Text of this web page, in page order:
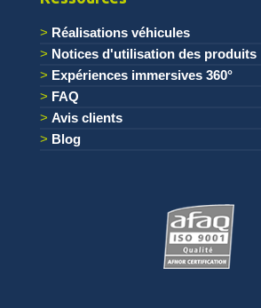
Réalisations véhicules
Notices d'utilisation des produits
Expériences immersives 360°
FAQ
Avis clients
Blog